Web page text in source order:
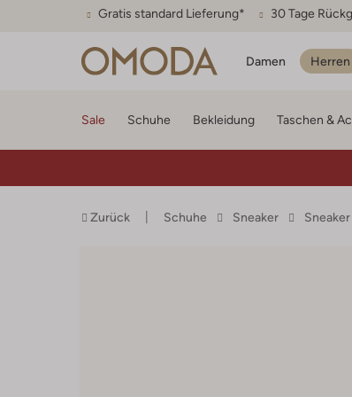
Gratis standard Lieferung* 30 Tage
Damen Herren
Sale Schuhe Bekleidung Taschen &
Zurück Schuhe Sneaker